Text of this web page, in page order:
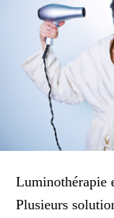
Luminothérapie
Plusieurs